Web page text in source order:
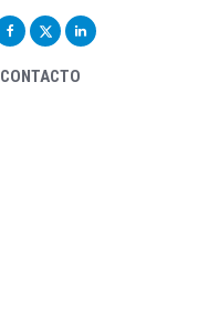
CONTACTO